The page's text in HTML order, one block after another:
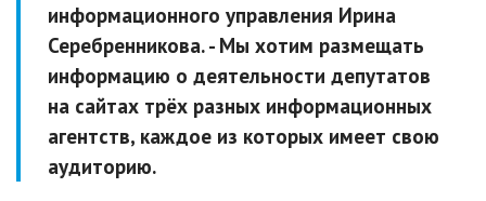
информационного управления Ирина
Серебренникова. - Мы хотим размещать
информацию о деятельности депутатов
на сайтах трёх разных информационных
агентств, каждое из которых имеет свою
аудиторию.